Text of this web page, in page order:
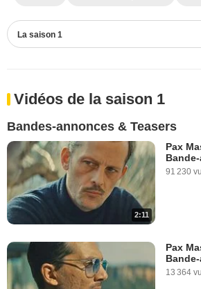
La saison 1
Vidéos de la saison 1
Bandes-annonces & Teasers
2:11
Pax
91 230
Pax
13 364